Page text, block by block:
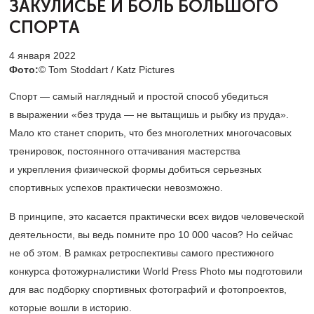
ЗАКУЛИСЬЕ И БОЛЬ БОЛЬШОГО
СПОРТА
4 января 2022
Фото:© Tom Stoddart / Katz Pictures
Спорт — самый наглядный и простой способ убедиться
в выражении «без труда — не вытащишь и рыбку из пруда».
Мало кто станет спорить, что без многолетних многочасовых
тренировок, постоянного оттачивания мастерства
и укрепления физической формы добиться серьезных
спортивных успехов практически невозможно.
В принципе, это касается практически всех видов человеческой
деятельности, вы ведь помните про 10 000 часов? Но сейчас
не об этом. В рамках ретроспективы самого престижного
конкурса фотожурналистики World Press Photo мы подготовили
для вас подборку спортивных фотографий и фотопроектов,
которые вошли в историю.